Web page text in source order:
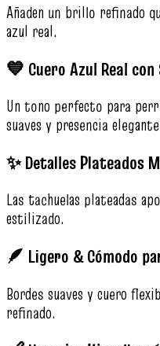
Añaden un brillo refinado
azul real.
💙 Cuero Azul Real
Un tono perfecto para
suaves y presencia
✨ Detalles Plateados
Las tachuelas plateadas
estilizado.
🪶 Ligero & Cómodo
Bordes suaves y cuero
refinado.